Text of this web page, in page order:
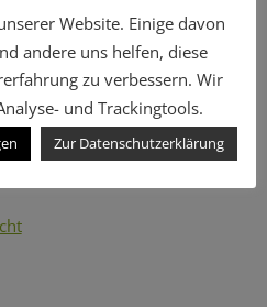
Website. Einige davon
andere uns helfen, diese
zu verbessern. Wir
und Trackingtools.
Zur Datenschutzerklärung